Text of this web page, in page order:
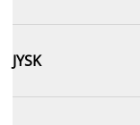
JYSK